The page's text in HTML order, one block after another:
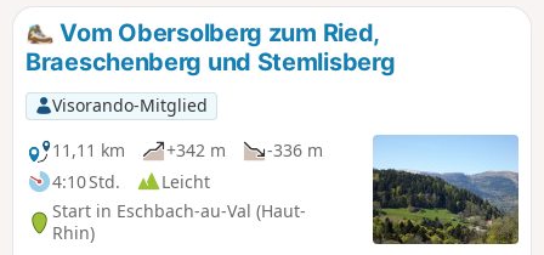
Vom Obersolberg zum Ried,
Braeschenberg und Stemlisberg
Visorando-Mitglied
11,11 km
+342 m
-336 m
4:10 Std.
Leicht
Start in Eschbach-au-Val (Haut-
Rhin)